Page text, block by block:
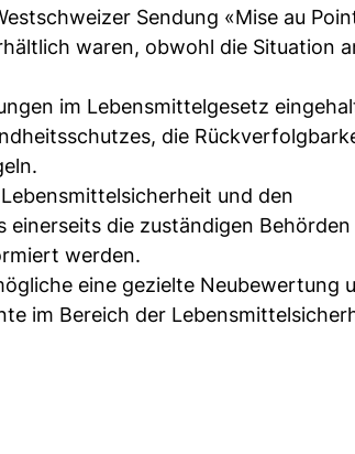
Sendung «Mise au
waren, obwohl die Situation
im Lebensmittelgesetz
die
und den
die zuständigen Behörden
werden.
eine gezielte Neubewertung
im Bereich der